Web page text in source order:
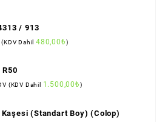
/ 913
(KDV Dahil480,00₺)
(KDV Dahil 1.500,00₺)
Kaşesi (Standart Boy) (Colop)